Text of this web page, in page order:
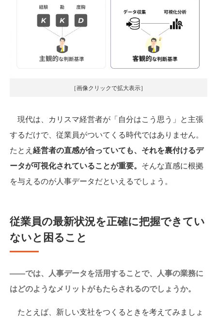
［画像クリックで拡大表示］
現代は、カリスマ経営者が「自分はこう思う」と主張
するだけで、従業員がついてくる時代ではありません。
たとえ 経営者の直感が合っていても、それを裏付けるデ
ータが可視化されていることが重要。 そんな直感に根拠
を与えるのが人事データだといえるでしょう。
従業員の最新状況を正確に把握できてい
ないと困ること
——では、人事データを活用することで、人事の業務に
はどのようなメリットがもたらされるのでしょうか。
たとえば、新しい支社をつくるときを考えてみましょ